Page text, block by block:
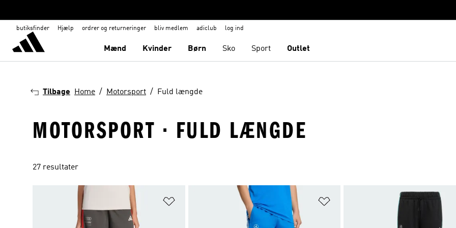
butiksfinder Hjælp ordrer og returneringer bliv medlem adiclub log ind
Mænd Kvinder Børn Sko Sport Outlet
Tilbage Home Motorsport Fuld længde
MOTORSPORT · FULD LÆNGDE
27 resultater